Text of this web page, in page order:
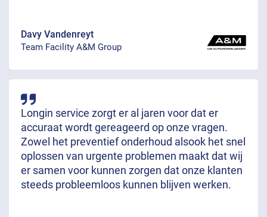
Davy Vandenreyt
Team Facility A&M Group
Longin service zorgt er al jaren voor dat er
accuraat wordt gereageerd op onze vragen.
Zowel het preventief onderhoud alsook het snel
oplossen van urgente problemen maakt dat wij
er samen voor kunnen zorgen dat onze klanten
steeds probleemloos kunnen blijven werken.